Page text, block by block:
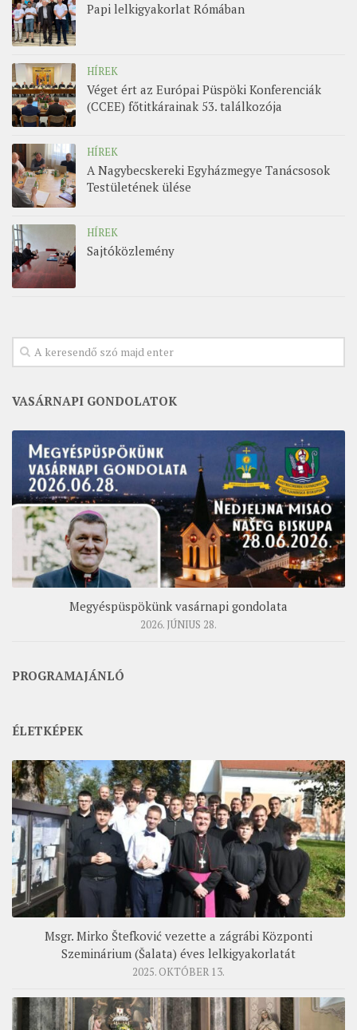
Papi lelkigyakorlat Rómában
HÍREK
Véget ért az Európai Püspöki Konferenciák
(CCEE) főtitkárainak 53. találkozója
HÍREK
A Nagybecskereki Egyházmegye Tanácsosok
Testületének ülése
HÍREK
Sajtóközlemény
VASÁRNAPI GONDOLATOK
Megyéspüspökünk vasárnapi gondolata
2026. JÚNIUS 28.
PROGRAMAJÁNLÓ
ÉLETKÉPEK
Msgr. Mirko Štefković vezette a zágrábi Központi
Szeminárium (Šalata) éves lelkigyakorlatát
2025. OKTÓBER 13.